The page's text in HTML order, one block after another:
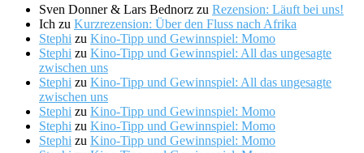
Sven Donner & Lars Bednorz zu Rezension: Läuft bei uns!
Ich zu Kurzrezension: Über den Fluss nach Afrika
Stephi zu Kino-Tipp und Gewinnspiel: Momo
Stephi zu Kino-Tipp und Gewinnspiel: All das ungesagte
zwischen uns
Stephi zu Kino-Tipp und Gewinnspiel: All das ungesagte
zwischen uns
Stephi zu Kino-Tipp und Gewinnspiel: Momo
Stephi zu Kino-Tipp und Gewinnspiel: Momo
Stephi zu Kino-Tipp und Gewinnspiel: Momo